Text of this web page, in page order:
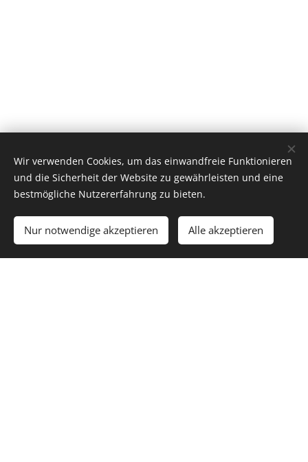
Zum Warenkorb hinzufügen
Wir verwenden Cookies, um das einwandfreie Funktionieren
und die Sicherheit der Website zu gewährleisten und eine
bestmögliche Nutzererfahrung zu bieten.
Nur notwendige akzeptieren Alle akzeptieren